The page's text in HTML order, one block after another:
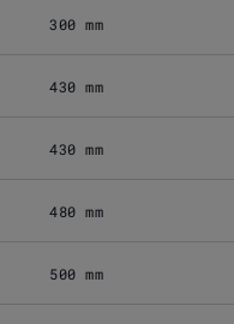
300 mm
430 mm
430 mm
480 mm
500 mm